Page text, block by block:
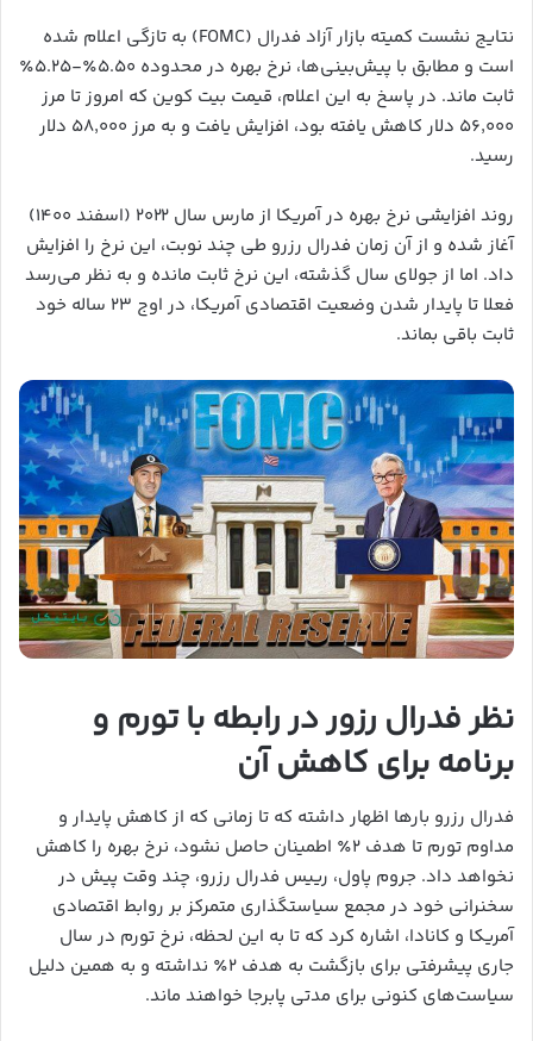
نتایج نشست کمیته بازار آزاد فدرال (FOMC) به تازگی اعلام شده
است و مطابق با پیش‌بینی‌ها، نرخ بهره در محدوده ۵.۵۰٪-۵.۲۵٪
ثابت ماند. در پاسخ به این اعلام، قیمت بیت کوین که امروز تا مرز
۵۶٬۰۰۰ دلار کاهش یافته بود، افزایش یافت و به مرز ۵۸٬۰۰۰ دلار
رسید.
روند افزایشی نرخ بهره در آمریکا از مارس سال ۲۰۲۲ (اسفند ۱۴۰۰)
آغاز شده و از آن زمان فدرال رزرو طی چند نوبت، این نرخ را افزایش
داد. اما از جولای سال گذشته، این نرخ ثابت مانده و به نظر می‌رسد
فعلا تا پایدار شدن وضعیت اقتصادی آمریکا، در اوج ۲۳ ساله خود
ثابت باقی بماند.
نظر فدرال رزور در رابطه با تورم و
برنامه برای کاهش آن
فدرال رزرو بارها اظهار داشته که تا زمانی که از کاهش پایدار و
مداوم تورم تا هدف ۲٪ اطمینان حاصل نشود، نرخ بهره را کاهش
نخواهد داد. جروم پاول، رییس فدرال رزرو، چند وقت پیش در
سخنرانی خود در مجمع سیاستگذاری متمرکز بر روابط اقتصادی
آمریکا و کانادا، اشاره کرد که تا به این لحظه، نرخ تورم در سال
جاری پیشرفتی برای بازگشت به هدف ۲٪ نداشته و به همین دلیل
سیاست‌های کنونی برای مدتی پابرجا خواهند ماند.